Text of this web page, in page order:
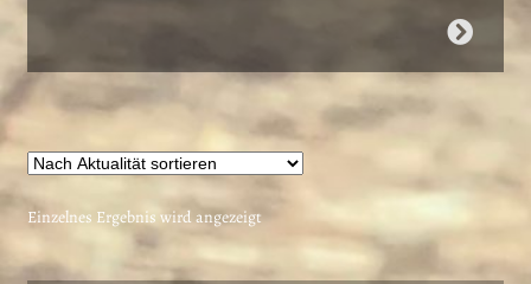
mehrere
Varianten
auf.
Die
können
Einzelnes Ergebnis wird angezeigt